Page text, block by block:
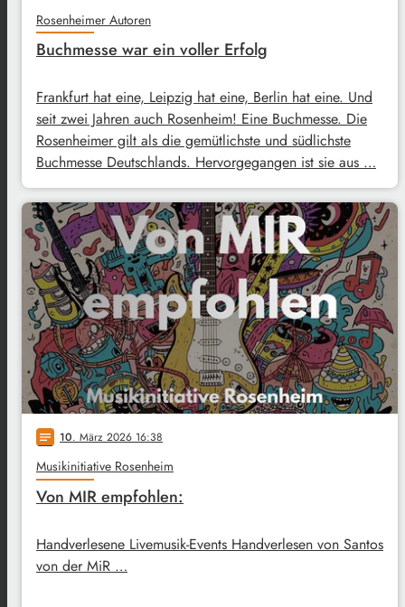
Rosenheimer Autoren
Buchmesse war ein voller Erfolg
Frankfurt hat eine, Leipzig hat eine, Berlin hat eine. Und
seit zwei Jahren auch Rosenheim! Eine Buchmesse. Die
Rosenheimer gilt als die gemütlichste und südlichste
Buchmesse Deutschlands. Hervorgegangen ist sie aus …
notes 10. März 2026 16:38
Musikinitiative Rosenheim
Von MIR empfohlen:
Handverlesene Livemusik-Events Handverlesen von Santos
von der MiR …